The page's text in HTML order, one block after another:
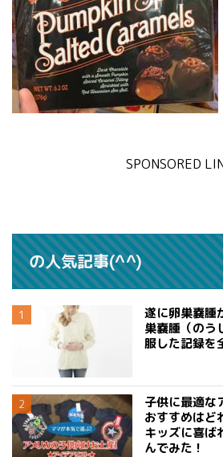
SPONSORED
の人気記事(^^)
遂に卵巣嚢腫
巣嚢腫（のう
服した記録を
子供に最適な
おすすめはど
キッズに喜ば
んでみた！